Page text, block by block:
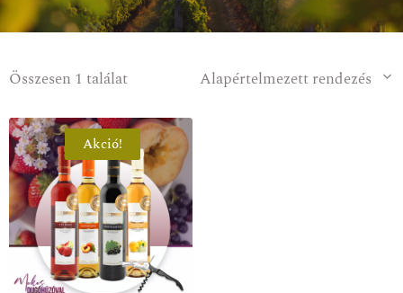
Összesen 1 találat Alapértelmezett rendezés
Akció!